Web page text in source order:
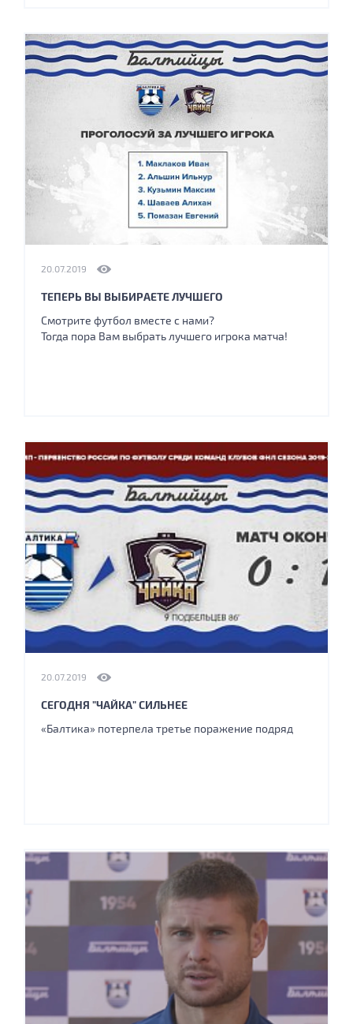
20.07.2019
ТЕПЕРЬ ВЫ ВЫБИРАЕТЕ ЛУЧШЕГО
Смотрите футбол вместе с нами?
Тогда пора Вам выбрать лучшего игрока матча!
20.07.2019
СЕГОДНЯ "ЧАЙКА" СИЛЬНЕЕ
«Балтика» потерпела третье поражение подряд